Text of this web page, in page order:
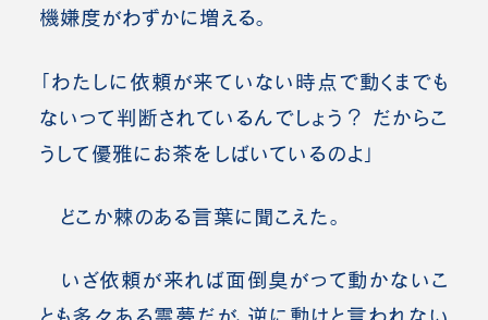
機嫌度がわずかに増える。
「わたしに依頼が来ていない時点で動くまでも
ないって判断されているんでしょう？ だからこ
うして優雅にお茶をしばいているのよ」
どこか棘のある言葉に聞こえた。
いざ依頼が来れば面倒臭がって動かないこ
とも多々ある霊夢だが、逆に動けと言われない